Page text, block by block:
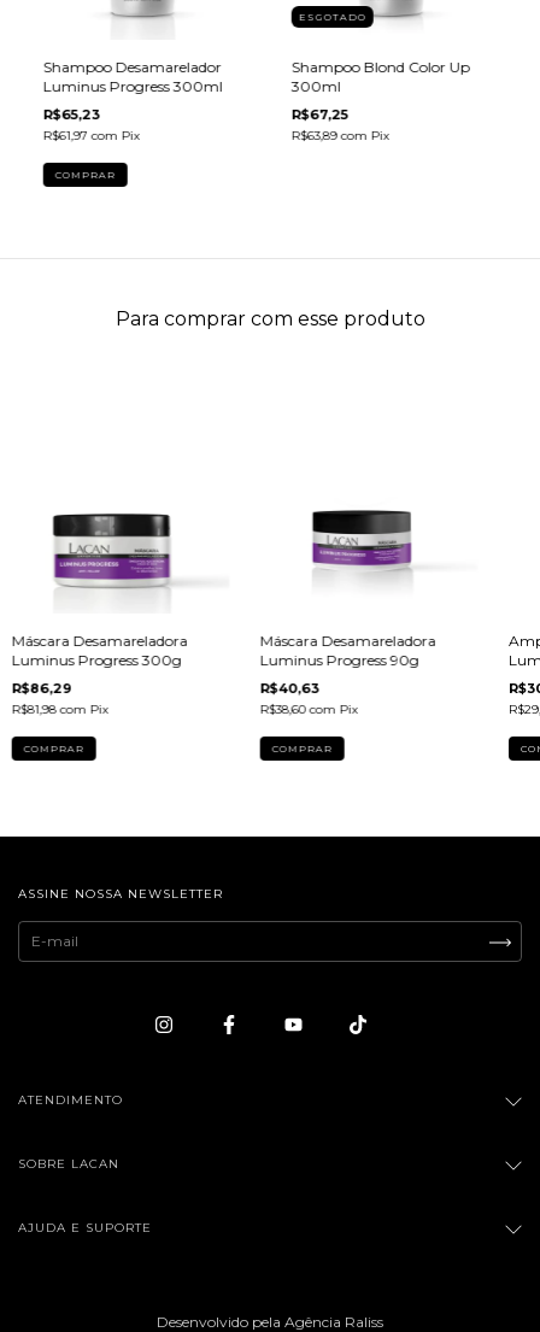
Shampoo Desamarelador
Luminus Progress 300ml
R$65,23
R$61,97com Pix
ESGOTADO
Shampoo Blond Color Up
300ml
R$67,25
R$63,89com Pix
Para comprar com esse produto
Máscara Desamareladora
Luminus Progress 300g
R$86,29
R$81,98com Pix
Máscara Desamareladora
Luminus Progress 90g
R$40,63
R$38,60com Pix
ASSINE NOSSA NEWSLETTER
ATENDIMENTO
SOBRE LACAN
AJUDA E SUPORTE
Desenvolvido pela Agência Raliss